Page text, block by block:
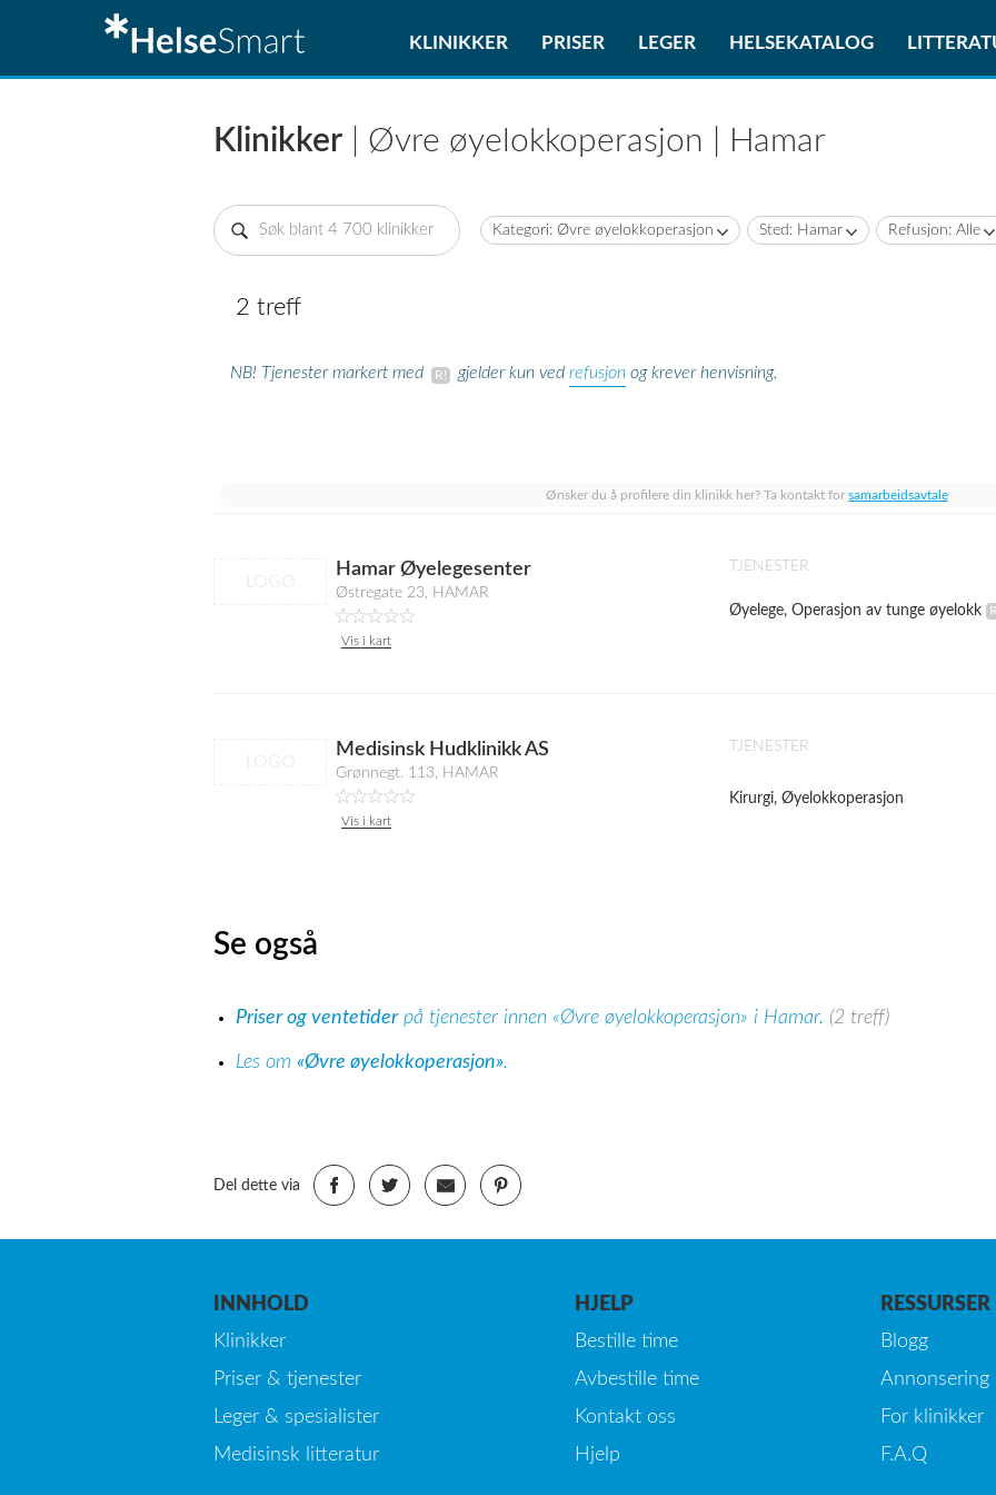
KLINIKKER PRISER LEGER HELSEKATALOG
Klinikker | Øvre øyelokkoperasjon | Hamar
Kategori: Øvre øyelokkoperasjon Sted: Hamar Refusjon: Alle
2 treff
NB! Tjenester markert med gjelder kun ved refusjon og krever henvisning.
Ønsker du å profilere din klinikk her? Ta kontakt for samarbeidsavtale
Hamar Øyelegesenter
Østregate 23, HAMAR
Vis i kart
TJENESTER
Øyelege, Operasjon av tunge øyelokk
Medisinsk Hudklinikk AS
Grønnegt. 113, HAMAR
Vis i kart
TJENESTER
Kirurgi, Øyelokkoperasjon
Se også
Priser og ventetiderpå tjenester innen «Øvre øyelokkoperasjon» i Hamar. (2 treff)
Les om «Øvre øyelokkoperasjon».
Del dette via
INNHOLD
Klinikker
Priser & tjenester
Leger & spesialister
Medisinsk litteratur
HJELP
Bestille time
Avbestille time
Kontakt oss
Hjelp
RESSURSER
Blogg
Annonsering
For klinikker
F.A.Q